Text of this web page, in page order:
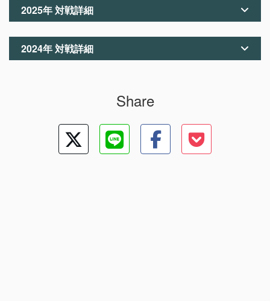
2025年 対戦詳細
2024年 対戦詳細
Share